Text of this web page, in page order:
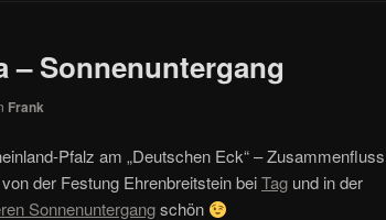
– Sonnenuntergang
Frank
Pfalz am „Deutschen Eck“ – Zusammenfluss
der Festung Ehrenbreitstein beiTag und in der
Sonnenuntergangschön